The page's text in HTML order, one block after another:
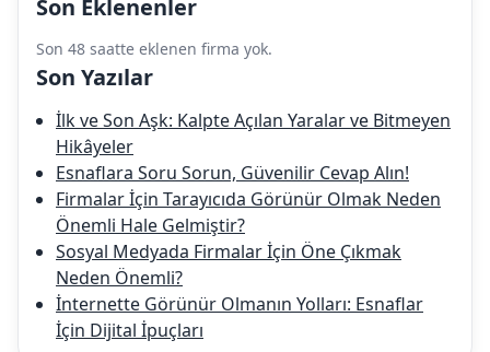
Son Eklenenler
Son 48 saatte eklenen firma yok.
Son Yazılar
İlk ve Son Aşk: Kalpte Açılan Yaralar ve Bitmeyen
Hikâyeler
Esnaflara Soru Sorun, Güvenilir Cevap Alın!
Firmalar İçin Tarayıcıda Görünür Olmak Neden
Önemli Hale Gelmiştir?
Sosyal Medyada Firmalar İçin Öne Çıkmak
Neden Önemli?
İnternette Görünür Olmanın Yolları: Esnaflar
İçin Dijital İpuçları